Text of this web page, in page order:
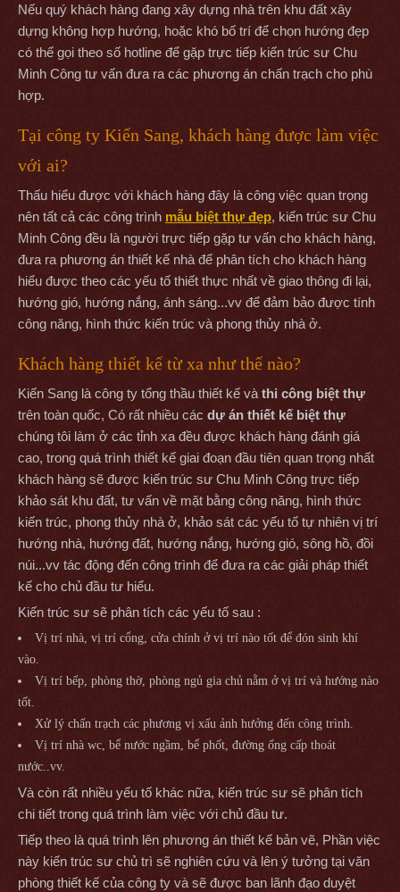
Nếu quý khách hàng đang xây dựng nhà trên khu đất xây
dựng không hợp hướng, hoặc khó bố trí để chọn hướng đẹp
có thể gọi theo số hotline để gặp trực tiếp kiến trúc sư Chu
Minh Công tư vấn đưa ra các phương án chấn trạch cho phù
hợp.
Tại công ty Kiến Sang, khách hàng được làm việc
với ai?
Thấu hiểu được với khách hàng đây là công việc quan trọng
nên tất cả các công trình mẫu biệt thự đẹp, kiến trúc sư Chu
Minh Công đều là người trực tiếp gặp tư vấn cho khách hàng,
đưa ra phương án thiết kế nhà để phân tích cho khách hàng
hiểu được theo các yếu tố thiết thực nhất về giao thông đi lại,
hướng gió, hướng nắng, ánh sáng...vv để đảm bảo được tính
công năng, hình thức kiến trúc và phong thủy nhà ở.
Khách hàng thiết kế từ xa như thế nào?
Kiến Sang là công ty tổng thầu thiết kế và thi công biệt thự
trên toàn quốc, Có rất nhiều các dự án thiết kế biệt thự
chúng tôi làm ở các tỉnh xa đều được khách hàng đánh giá
cao, trong quá trình thiết kế giai đoạn đầu tiên quan trọng nhất
khách hàng sẽ được kiến trúc sư Chu Minh Công trực tiếp
khảo sát khu đất, tư vấn về mặt bằng công năng, hình thức
kiến trúc, phong thủy nhà ở, khảo sát các yếu tố tự nhiên vị trí
hướng nhà, hướng đất, hướng nắng, hướng gió, sông hồ, đồi
núi...vv tác động đến công trình để đưa ra các giải pháp thiết
kế cho chủ đầu tư hiểu.
Kiến trúc sư sẽ phân tích các yếu tố sau :
Vị trí nhà, vị trí cổng, cửa chính ở vị trí nào tốt để đón sinh khí
vào.
Vị trí bếp, phòng thờ, phòng ngủ gia chủ nằm ở vị trí và hướng nào
tốt.
Xử lý chấn trạch các phương vị xấu ảnh hưởng đến công trình.
Vị trí nhà wc, bể nước ngầm, bể phốt, đường ống cấp thoát
nước..vv.
Và còn rất nhiều yếu tố khác nữa, kiến trúc sư sẽ phân tích
chi tiết trong quá trình làm việc với chủ đầu tư.
Tiếp theo là quá trình lên phương án thiết kế bản vẽ, Phần việc
này kiến trúc sư chủ trì sẽ nghiên cứu và lên ý tưởng tại văn
phòng thiết kế của công ty và sẽ được ban lãnh đạo duyệt